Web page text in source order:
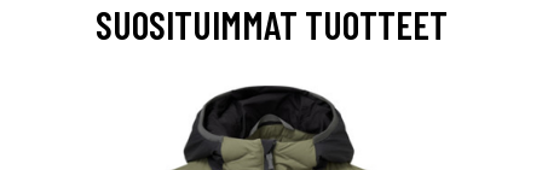
SUOSITUIMMAT TUOTTEET